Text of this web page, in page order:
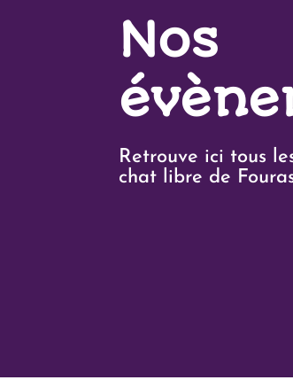
Nos
Retrouve ici tous
chat libre de